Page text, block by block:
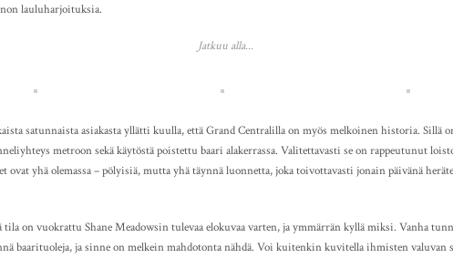
lauluharjoituksia.
Jatkuu alla...
satunnaista asiakasta yllätti kuulla, että Grand Centralilla on myös melkoinen historia. Sillä
metroon sekä käytöstä poistettu baari alakerrassa. Valitettavasti se on rappeutunut
ovat yhä olemassa – pölyisiä, mutta yhä täynnä luonnetta, joka toivottavasti jonain päivänä
tila on vuokrattu Shane Meadowsin tulevaa elokuvaa varten, ja ymmärrän kyllä miksi. Vanha
baarituoleja, ja sinne on melkein mahdotonta nähdä. Voi kuitenkin kuvitella ihmisten valuvan